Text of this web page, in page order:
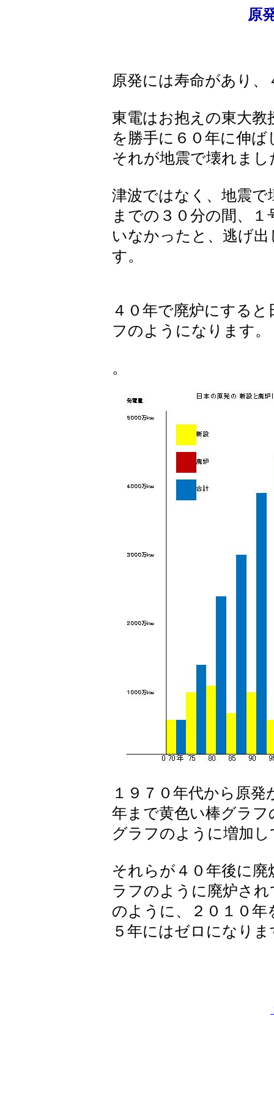
原
原発には寿命があり
東電はお抱えの東大
を勝手に６０年に伸ば
それが地震で壊れまし
津波ではなく、地震
までの３０分の間、
いなかったと、逃げ
す。
４０年で廃炉にする
フのようになります。
。
１９７０年代から原
年まで黄色い棒グラ
グラフのように増加
それらが４０年後に
ラフのように廃炉さ
のように、２０１０
５年にはゼロになりま